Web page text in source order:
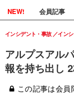
NEW! 会員記事
アルプスアル
報を持ち出し
インシデント・事故 イン
この記事は会